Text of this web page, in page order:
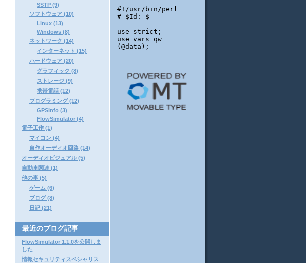
SSTP (9)
ソフトウェア (10)
Linux (13)
Windows (8)
ネットワーク (14)
インターネット (15)
ハードウェア (20)
グラフィック (8)
ストレージ (9)
携帯電話 (12)
プログラミング (12)
GPSInfo (3)
FlowSimulator (4)
電子工作 (1)
マイコン (4)
自作オーディオ回路 (14)
オーディオビジュアル (5)
自動車関連 (1)
他の事 (5)
ゲーム (6)
ブログ (8)
日記 (21)
最近のブログ記事
FlowSimulator 1.1.0を公開しま
した
情報セキュリティスペシャリス